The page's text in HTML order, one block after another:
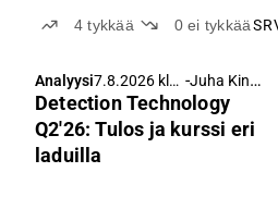
4tykkää 0ei tykkää
Analyysi7.8.2026 klo
5.00
- Juha Kinnunen
Detection Technology
Q2'26: Tulos ja kurssi eri
laduilla